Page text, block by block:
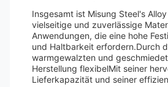
Insgesamt ist Misung Steel's
vielseitige und zuverlässige
Anwendungen, die eine hohe
und Haltbarkeit erfordern.Durch
warmgewalzten und
Herstellung flexibelMit seiner
Lieferkapazität und seiner